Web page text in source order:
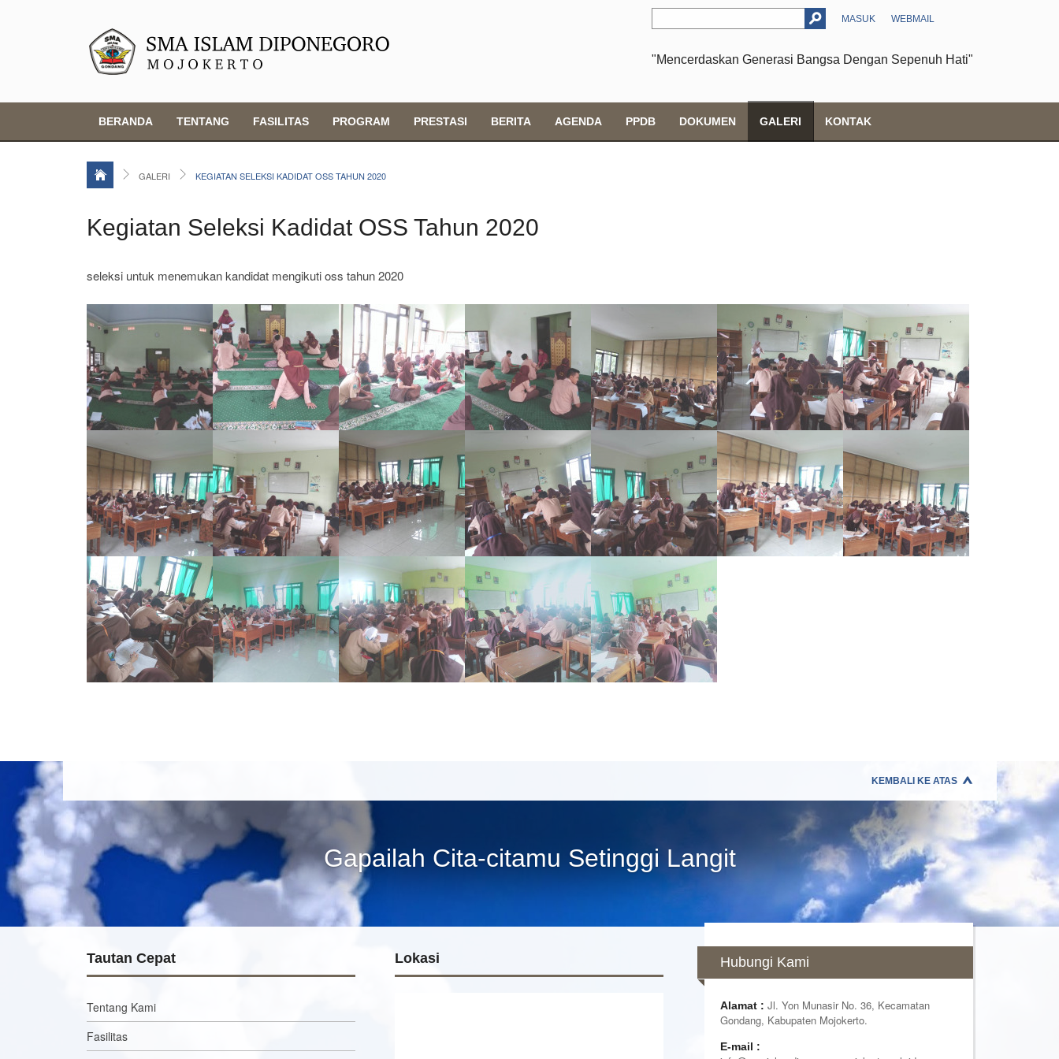
MASUK WEBMAIL
"Mencerdaskan Generasi Bangsa Dengan Sepenuh Hati"
BERANDA TENTANG FASILITAS PROGRAM PRESTASI BERITA AGENDA PPDB DOKUMEN GALERI KONTAK
GALERI KEGIATAN SELEKSI KADIDAT OSS TAHUN 2020
Kegiatan Seleksi Kadidat OSS Tahun 2020
seleksi untuk menemukan kandidat mengikuti oss tahun 2020
KEMBALI KE ATAS
Gapailah Cita-citamu Setinggi Langit
Tautan Cepat
Tentang Kami
Fasilitas
Lokasi Hubungi Kami
Alamat : Jl. Yon Munasir No. 36, Kecamatan
Gondang, Kabupaten Mojokerto.
E-mail :